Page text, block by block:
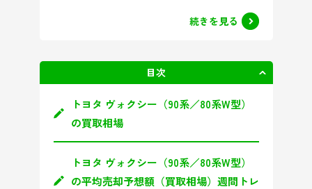
続きを見る
目次 非表示
トヨタ ヴォクシー（90系／80系W型）
の買取相場
トヨタ ヴォクシー（90系／80系W型）
の平均売却予想額（買取相場）週間トレ